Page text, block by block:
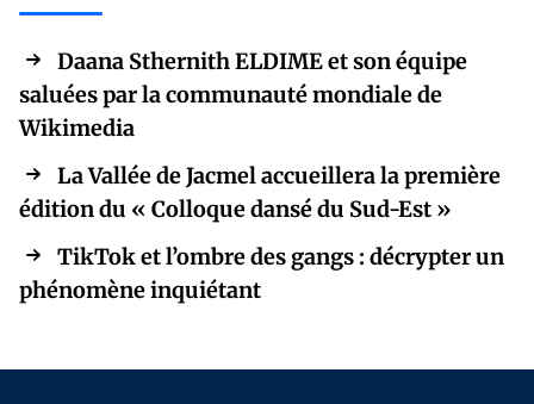
Daana Sthernith ELDIME et son équipe
saluées par la communauté mondiale de
Wikimedia
La Vallée de Jacmel accueillera la première
édition du « Colloque dansé du Sud-Est »
TikTok et l’ombre des gangs : décrypter un
phénomène inquiétant